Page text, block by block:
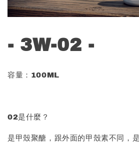
- 3W-02 -
容量：100ML
02是什麼？
是甲殼聚醣，跟外面的甲殼素不同，